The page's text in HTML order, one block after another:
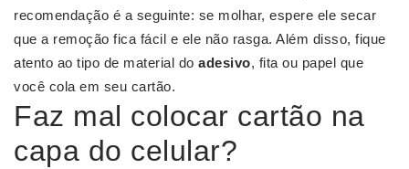
recomendação é a seguinte: se molhar, espere ele secar
que a remoção fica fácil e ele não rasga. Além disso, fique
atento ao tipo de material do adesivo, fita ou papel que
você cola em seu cartão.
Faz mal colocar cartão na
capa do celular?